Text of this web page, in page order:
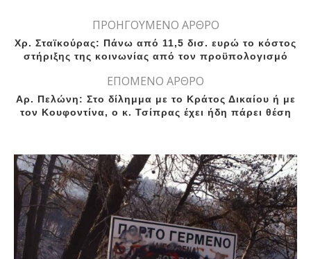
ΠΡΟΗΓΟΥΜΕΝΟ ΑΡΘΡΟ
Χρ. Σταϊκούρας: Πάνω από 11,5 δισ. ευρώ το κόστος
στήριξης της κοινωνίας από τον προϋπολογισμό
ΕΠΟΜΕΝΟ ΑΡΘΡΟ
Αρ. Πελώνη: Στο δίλημμα με το Κράτος Δικαίου ή με
τον Κουφοντίνα, ο κ. Τσίπρας έχει ήδη πάρει θέση